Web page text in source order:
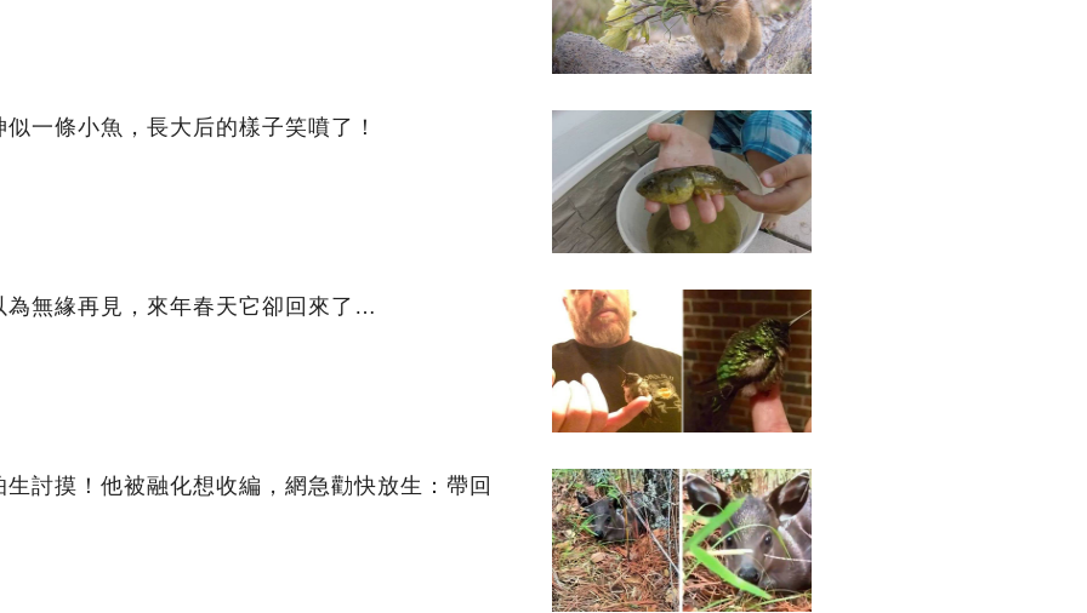
一條小魚，長大后的樣子笑噴了！
為無緣再見，來年春天它卻回來了…
討摸！他被融化想收編，網急勸快放生：帶回